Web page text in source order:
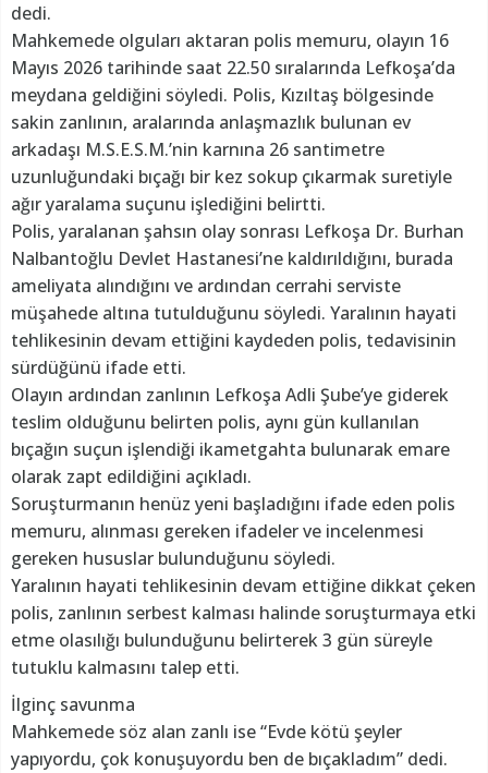
dedi.
Mahkemede olguları aktaran polis memuru, olayın 16
Mayıs 2026 tarihinde saat 22.50 sıralarında Lefkoşa’da
meydana geldiğini söyledi. Polis, Kızıltaş bölgesinde
sakin zanlının, aralarında anlaşmazlık bulunan ev
arkadaşı M.S.E.S.M.’nin karnına 26 santimetre
uzunluğundaki bıçağı bir kez sokup çıkarmak suretiyle
ağır yaralama suçunu işlediğini belirtti.
Polis, yaralanan şahsın olay sonrası Lefkoşa Dr. Burhan
Nalbantoğlu Devlet Hastanesi’ne kaldırıldığını, burada
ameliyata alındığını ve ardından cerrahi serviste
müşahede altına tutulduğunu söyledi. Yaralının hayati
tehlikesinin devam ettiğini kaydeden polis, tedavisinin
sürdüğünü ifade etti.
Olayın ardından zanlının Lefkoşa Adli Şube’ye giderek
teslim olduğunu belirten polis, aynı gün kullanılan
bıçağın suçun işlendiği ikametgahta bulunarak emare
olarak zapt edildiğini açıkladı.
Soruşturmanın henüz yeni başladığını ifade eden polis
memuru, alınması gereken ifadeler ve incelenmesi
gereken hususlar bulunduğunu söyledi.
Yaralının hayati tehlikesinin devam ettiğine dikkat çeken
polis, zanlının serbest kalması halinde soruşturmaya etki
etme olasılığı bulunduğunu belirterek 3 gün süreyle
tutuklu kalmasını talep etti.
İlginç savunma
Mahkemede söz alan zanlı ise “Evde kötü şeyler
yapıyordu, çok konuşuyordu ben de bıçakladım” dedi.